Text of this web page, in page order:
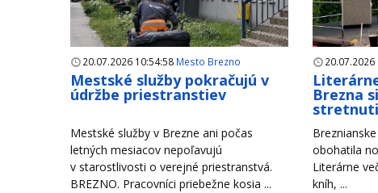
20.07.2026 10:54:58 Mesto Brezno
Mestské služby pokračujú v
údržbe priestranstiev
Mestské služby v Brezne ani počas
letných mesiacov nepoľavujú
v starostlivosti o verejné priestranstvá.
BREZNO. Pracovníci priebežne kosia ...
20.07.2026
Brezna
obohatila
Literárne
kníh, ...